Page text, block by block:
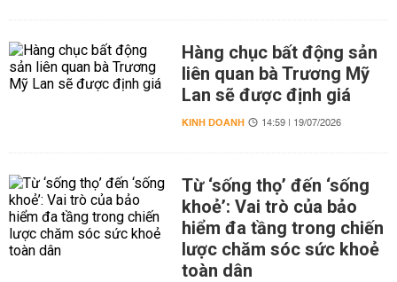
Hàng chục bất động sản
liên quan bà Trương Mỹ
Lan sẽ được định giá
KINH DOANH 14:59 | 19/07/2026
Từ ‘sống thọ’ đến ‘sống
khoẻ’: Vai trò của bảo
hiểm đa tầng trong chiến
lược chăm sóc sức khoẻ
toàn dân